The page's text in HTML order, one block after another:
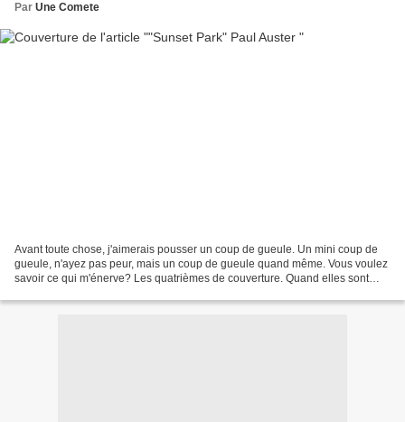
Par Une Comete
Avant toute chose, j'aimerais pousser un coup de gueule. Un mini coup de
gueule, n'ayez pas peur, mais un coup de gueule quand même. Vous voulez
savoir ce qui m'énerve? Les quatrièmes de couverture. Quand elles sont